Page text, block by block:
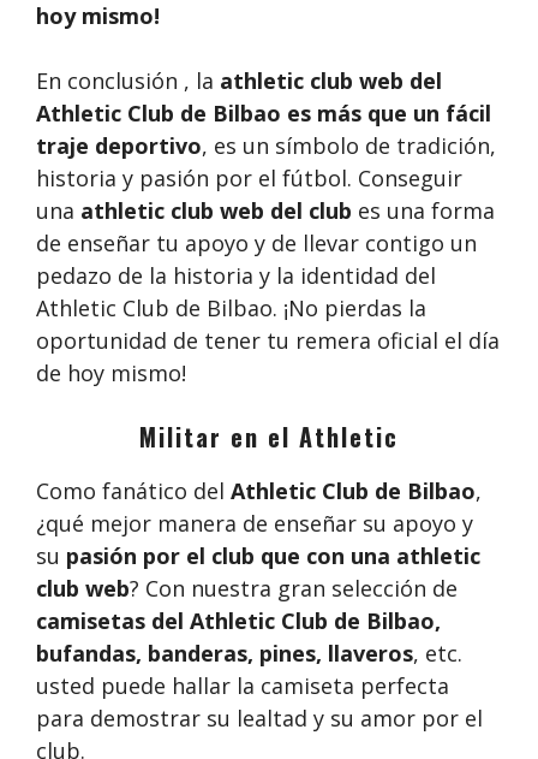
hoy mismo!
En conclusión , la athletic club web del
Athletic Club de Bilbao es más que un fácil
traje deportivo, es un símbolo de tradición,
historia y pasión por el fútbol. Conseguir
una athletic club web del club es una forma
de enseñar tu apoyo y de llevar contigo un
pedazo de la historia y la identidad del
Athletic Club de Bilbao. ¡No pierdas la
oportunidad de tener tu remera oficial el día
de hoy mismo!
Militar en el Athletic
Como fanático del Athletic Club de Bilbao,
¿qué mejor manera de enseñar su apoyo y
su pasión por el club que con una athletic
club web? Con nuestra gran selección de
camisetas del Athletic Club de Bilbao,
bufandas, banderas, pines, llaveros, etc.
usted puede hallar la camiseta perfecta
para demostrar su lealtad y su amor por el
club.